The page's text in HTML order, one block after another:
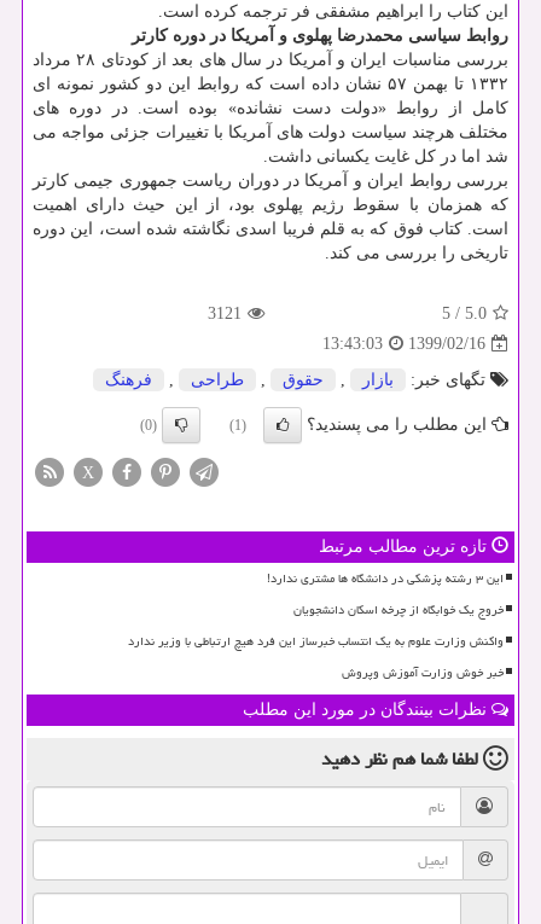
این کتاب را ابراهیم مشفقی فر ترجمه کرده است.
روابط سیاسی محمدرضا پهلوی و آمریکا در دوره کارتر
بررسی مناسبات ایران و آمریکا در سال های بعد از کودتای ۲۸ مرداد
۱۳۳۲ تا بهمن ۵۷ نشان داده است که روابط این دو کشور نمونه ای
کامل از روابط «دولت دست نشانده» بوده است. در دوره های
مختلف هرچند سیاست دولت های آمریکا با تغییرات جزئی مواجه می
شد اما در کل غایت یکسانی داشت.
بررسی روابط ایران و آمریکا در دوران ریاست جمهوری جیمی کارتر
که همزمان با سقوط رژیم پهلوی بود، از این حیث دارای اهمیت
است. کتاب فوق که به قلم فریبا اسدی نگاشته شده است، این دوره
تاریخی را بررسی می کند.
5.0
/
5
3121
1399/02/16
13:43:03
تگهای خبر:
بازار , حقوق , طراحی , فرهنگ
این مطلب را می پسندید؟ (1)
(0)
X
تازه ترین مطالب مرتبط
این ۳ رشته پزشکی در دانشگاه ها مشتری ندارد!
خروج یک خوابگاه از چرخه اسکان دانشجویان
واکنش وزارت علوم به یک انتساب خبرساز این فرد هیچ ارتباطی با وزیر ندارد
خبر خوش وزارت آموزش وپروش
نظرات بینندگان در مورد این مطلب
لطفا شما همنظر دهید